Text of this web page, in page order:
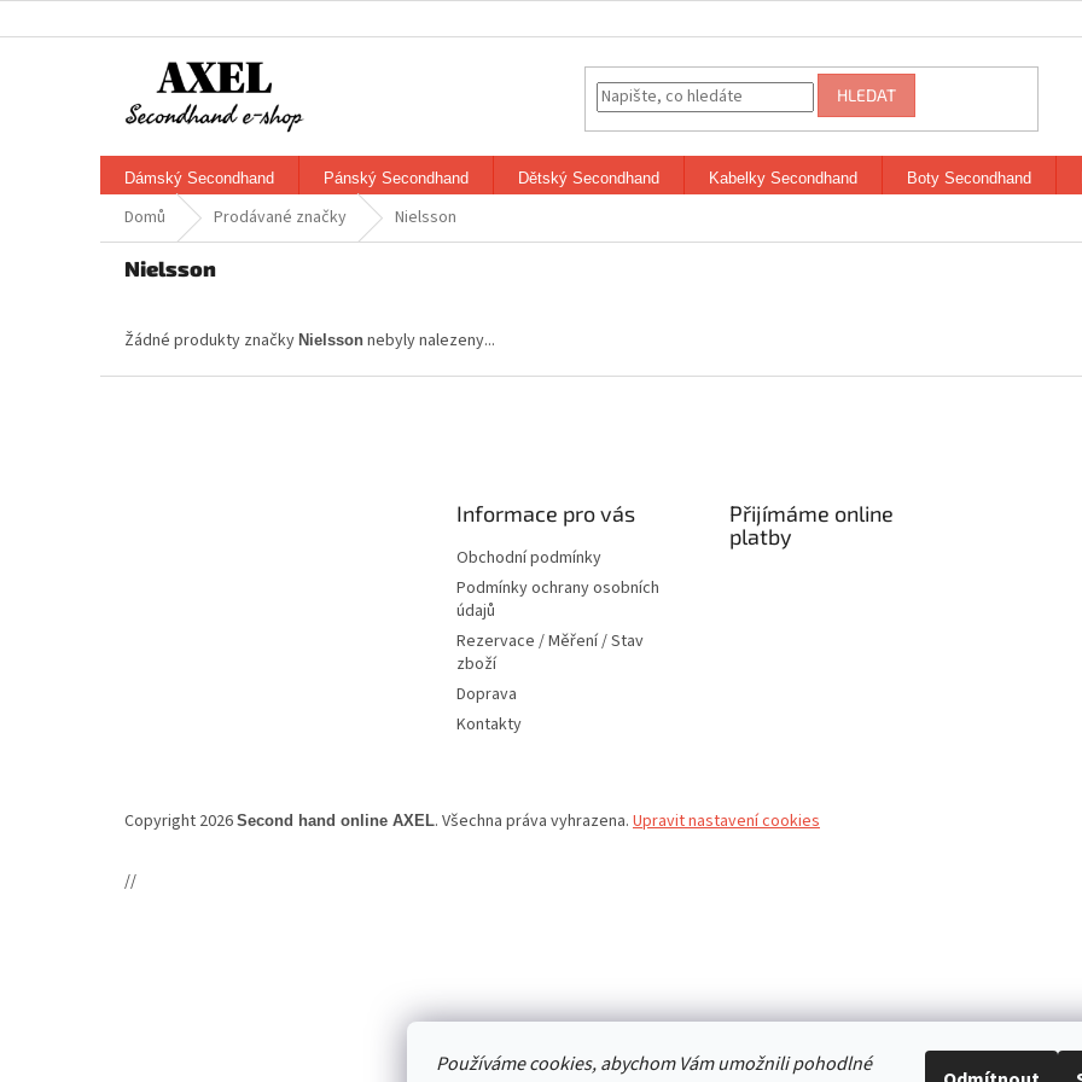
Používáme cookies, abychom Vám umožnili pohodlné
na
HLEDAT
Dámský Secondhand Pánský Secondhand Dětský Secondhand Kabelky Secondhand Boty Secondhand
Domů Prodávané značky Nielsson
Nielsson
Žádné produkty značky Nielsson nebyly nalezeny...
Informace pro vás
Obchodní podmínky
Podmínky ochrany osobních
údajů
Rezervace / Měření / Stav
zboží
Doprava
Kontakty
Přijímáme online
platby
Copyright 2026 Second hand online AXEL. Všechna práva vyhrazena. Upravit nastavení cookies
//